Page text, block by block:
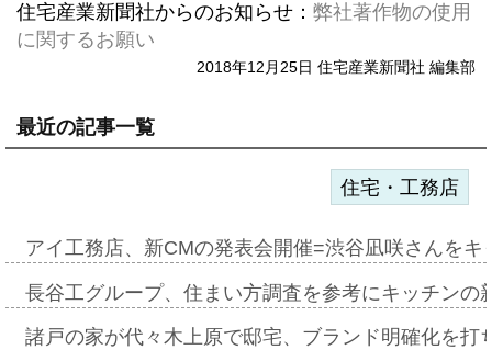
住宅産業新聞社からのお知らせ： 弊社著作物の使用
に関するお願い
2018年12月25日 住宅産業新聞社 編集部
最近の記事一覧
住宅・工務店
アイ工務店、新CMの発表会開催=渋谷凪咲さんを
長谷工グループ、住まい方調査を参考にキッチン
諸戸の家が代々木上原で邸宅、ブランド明確化を